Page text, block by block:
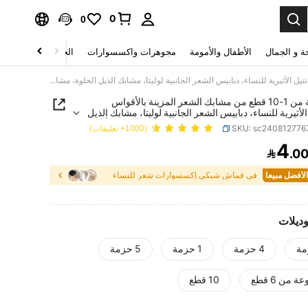
0
0
و الجمال الأطفال والأمومة مجوهرات واكسسوارات الحقائب والأمتعة
مجموعة من 1-10 قطع من مشابك الشعر المزينة بالأقواس الدانتيل الأثيرية للنساء، دبابيس الشعر الجانبية لوليتا، مشابك الذيل الحلوة، مشابك الشعر، إكسسوارات الشعر، إكسسوارات الرأس، مناسبة للشتاء والصيف والأعياد والسفر
مجموعة من 1-10 قطع من مشابك الشعر المزينة بالأقواس
الأثيرية للنساء، دبابيس الشعر الجانبية لوليتا، مشابك الذيل
مشابك الشعر، إكسسوارات الشعر، إكسسوارات الرأس،
والصيف والأعياد والسفر
SKU: (1000+ تعليقات)
PRICE AND 4.00
في قماش شبكي إكسسوارات شعر للنساء
4 حزمة 1 حزمة 5 حزمة
من 6 قطع 10 قطع